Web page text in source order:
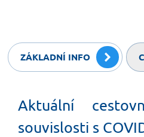
ZÁKLADNÍ INFO
Aktuální
souvislosti s